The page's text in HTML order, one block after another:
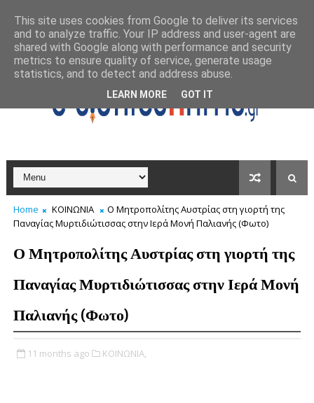
Home ΚΟΙΝΩΝΙΑ
Ο Μητροπολίτης Αυστρίας στη γιορτή της
Παναγίας Μυρτιδιώτισσας στην Ιερά Μονή Παλιανής (Φωτο)
Ο Μητροπολίτης Αυστρίας στη γιορτή της
Παναγίας Μυρτιδιώτισσας στην Ιερά Μονή
Παλιανής (Φωτο)
11 months ago ΚΟΙΝΩΝΙΑ,
This site uses cookies from Google to deliver its services
and to analyze traffic. Your IP address and user-agent are
shared with Google along with performance and security
metrics to ensure quality of service, generate usage
statistics, and to detect and address abuse.
LEARN MORE GOT IT